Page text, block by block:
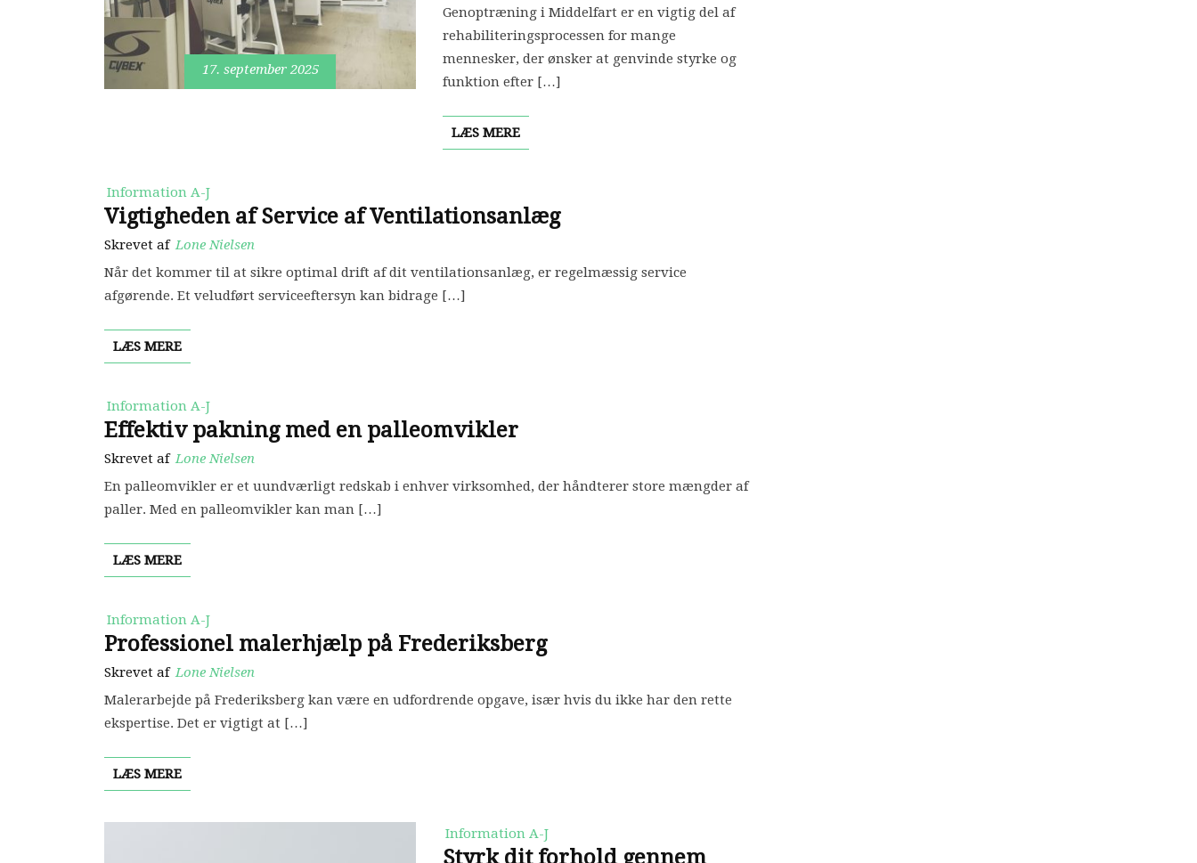
17. september 2025
Genoptræning i Middelfart er en vigtig del af
rehabiliteringsprocessen for mange
mennesker, der ønsker at genvinde styrke og
funktion efter […]
LÆS MERE
Information A-J
Vigtigheden af Service af Ventilationsanlæg
Skrevet af Lone Nielsen
Når det kommer til at sikre optimal drift af dit ventilationsanlæg, er regelmæssig service
afgørende. Et veludført serviceeftersyn kan bidrage […]
LÆS MERE
Information A-J
Effektiv pakning med en palleomvikler
Skrevet af Lone Nielsen
En palleomvikler er et uundværligt redskab i enhver virksomhed, der håndterer store mængder af
paller. Med en palleomvikler kan man […]
LÆS MERE
Information A-J
Professionel malerhjælp på Frederiksberg
Skrevet af Lone Nielsen
Malerarbejde på Frederiksberg kan være en udfordrende opgave, især hvis du ikke har den rette
ekspertise. Det er vigtigt at […]
LÆS MERE
Information A-J
Styrk dit forhold gennem